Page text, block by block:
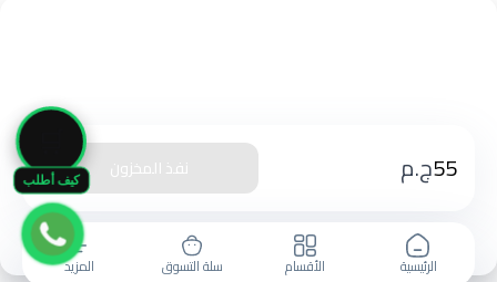
كيف أطلب 55ج.م نفذ المخزون
الرئيسية الأقسام سلة التسوق المزيد